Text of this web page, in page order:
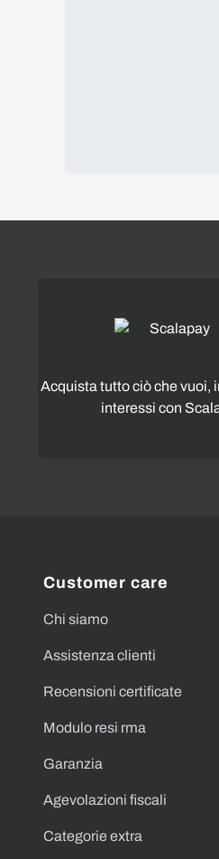
Acquista tutto ciò che vuoi,
interessi con
Customer care
Chi siamo
Assistenza clienti
Recensioni certificate
Modulo resi rma
Garanzia
Agevolazioni fiscali
Categorie extra